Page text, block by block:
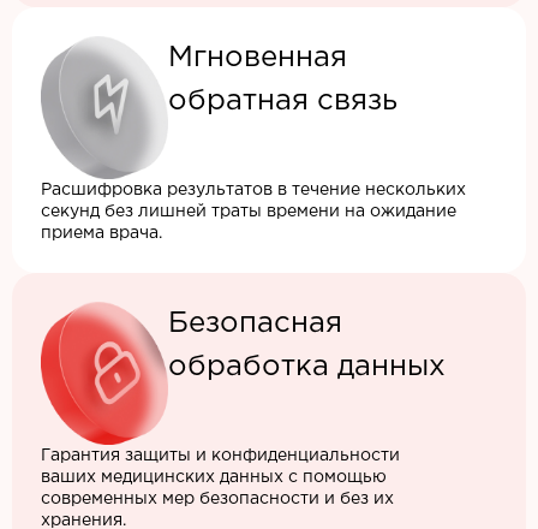
Мгновенная
обратная связь
Расшифровка результатов в течение нескольких
секунд без лишней траты времени на ожидание
приема врача.
Безопасная
обработка данных
Гарантия защиты и конфиденциальности
ваших медицинских данных с помощью
современных мер безопасности и без их
хранения.